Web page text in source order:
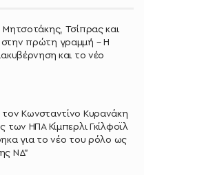
Μητσοτάκης, Τσίπρας και
πρώτη γραμμή – Η
και το νέο
τον Κωνσταντίνο Κυρανάκη
των ΗΠΑ Κίμπερλι Γκίλφοϊλ
για το νέο του ρόλο ως
ΝΔ”